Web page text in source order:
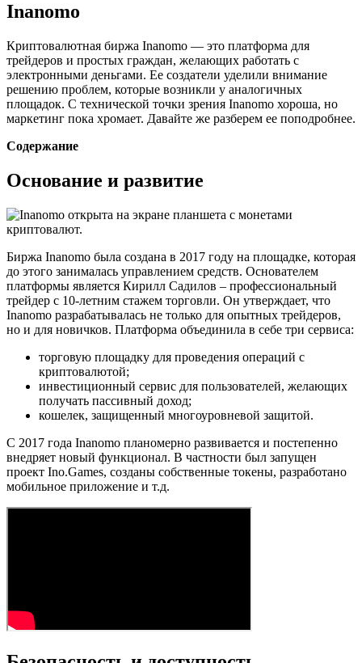
Inanomo
Криптовалютная биржа Inanomo — это платформа для
трейдеров и простых граждан, желающих работать с
электронными деньгами. Ее создатели уделили внимание
решению проблем, которые возникли у аналогичных
площадок. С технической точки зрения Inanomo хороша, но
маркетинг пока хромает. Давайте же разберем ее поподробнее.
Содержание
Основание и развитие
Биржа Inanomo была создана в 2017 году на площадке, которая
до этого занималась управлением средств. Основателем
платформы является Кирилл Садилов – профессиональный
трейдер с 10-летним стажем торговли. Он утверждает, что
Inanomo разрабатывалась не только для опытных трейдеров,
но и для новичков. Платформа объединила в себе три сервиса:
торговую площадку для проведения операций с
криптовалютой;
инвестиционный сервис для пользователей, желающих
получать пассивный доход;
кошелек, защищенный многоуровневой защитой.
С 2017 года Inanomo планомерно развивается и постепенно
внедряет новый функционал. В частности был запущен
проект Ino.Games, созданы собственные токены, разработано
мобильное приложение и т.д.